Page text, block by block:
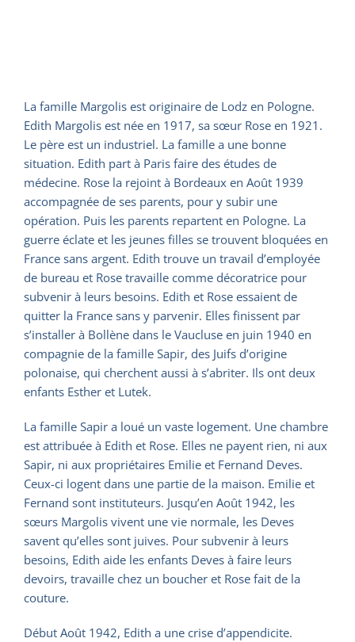
La famille Margolis est originaire de Lodz en Pologne.
Edith Margolis est née en 1917, sa sœur Rose en 1921.
Le père est un industriel. La famille a une bonne
situation. Edith part à Paris faire des études de
médecine. Rose la rejoint à Bordeaux en Août 1939
accompagnée de ses parents, pour y subir une
opération. Puis les parents repartent en Pologne. La
guerre éclate et les jeunes filles se trouvent bloquées en
France sans argent. Edith trouve un travail d’employée
de bureau et Rose travaille comme décoratrice pour
subvenir à leurs besoins. Edith et Rose essaient de
quitter la France sans y parvenir. Elles finissent par
s’installer à Bollène dans le Vaucluse en juin 1940 en
compagnie de la famille Sapir, des Juifs d’origine
polonaise, qui cherchent aussi à s’abriter. Ils ont deux
enfants Esther et Lutek.
La famille Sapir a loué un vaste logement. Une chambre
est attribuée à Edith et Rose. Elles ne payent rien, ni aux
Sapir, ni aux propriétaires Emilie et Fernand Deves.
Ceux-ci logent dans une partie de la maison. Emilie et
Fernand sont instituteurs. Jusqu’en Août 1942, les
sœurs Margolis vivent une vie normale, les Deves
savent qu’elles sont juives. Pour subvenir à leurs
besoins, Edith aide les enfants Deves à faire leurs
devoirs, travaille chez un boucher et Rose fait de la
couture.
Début Août 1942, Edith a une crise d’appendicite.